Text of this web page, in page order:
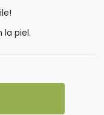
la piel.